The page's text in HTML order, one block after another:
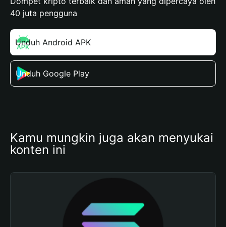
40 juta pengguna
Unduh Android APK
Unduh Google Play
Kamu mungkin juga akan menyukai
konten ini